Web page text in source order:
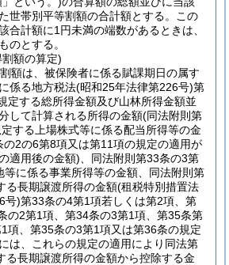
世帯別平等割額の合計額とする。
この
合計額に1円未満の端数があるときは、
のとする。
額の算定)
額は、被保険者に係る賦課期日の属す
係る地方税法(昭和25年法律第226号)第
定する総所得金額及び山林所得金額並
して計算される所得の金額(同法附則第
する上場株式等に係る配当所得等の金
2の6第8項又は第11項の規定の適用が
適用後の金額) 、同法附則第33条の3第
等に係る事業所得等の金額、同法附則第
る長期譲渡所得の金額(租税特別措置法
号)第33条の4第1項若しくは第2項、第
の2第1項、第34条の3第1項、第35条第
項、第35条の3第1項又は第36条の規定
は、これらの規定の適用により同法第
る長期譲渡所得の金額から控除する金